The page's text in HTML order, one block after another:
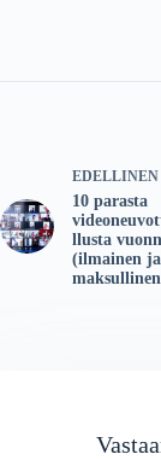
EDELLINEN
10 parasta
llusta
(ilmainen ja